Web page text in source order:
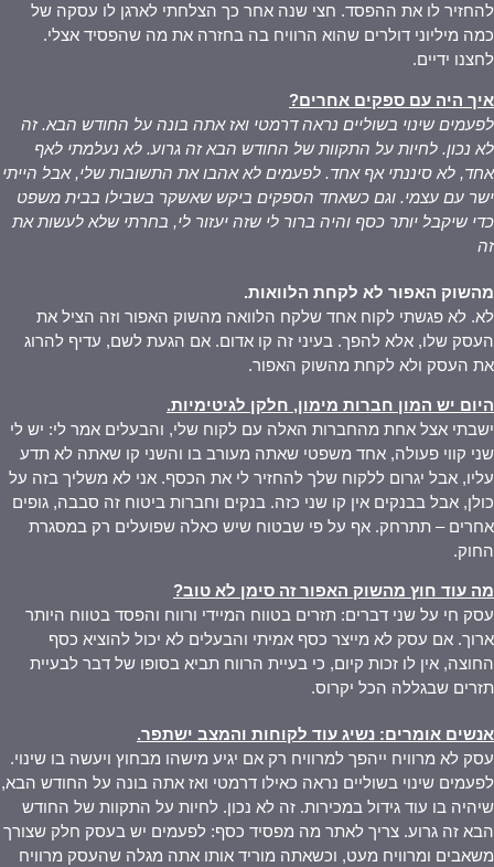
להחזיר לו את ההפסד. חצי שנה אחר כך הצלחתי לארגן לו עסקה של
כמה מיליוני דולרים שהוא הרוויח בה בחזרה את מה שהפסיד אצלי.
לחצנו ידיים.
איך היה עם ספקים אחרים?
לפעמים שינוי בשוליים נראה דרמטי ואז אתה בונה על החודש הבא. זה
לא נכון. לחיות על התקוות של החודש הבא זה גרוע. לא נעלמתי לאף
אחד, לא סיננתי אף אחד. לפעמים לא אהבו את התשובות שלי, אבל הייתי
ישר עם עצמי. וגם כשאחד הספקים ביקש שאשקר בשבילו בבית משפט
כדי שיקבל יותר כסף והיה ברור לי שזה יעזור לי, בחרתי שלא לעשות את
זה
מהשוק האפור לא לקחת הלוואות.
לא. לא פגשתי לקוח אחד שלקח הלוואה מהשוק האפור וזה הציל את
העסק שלו, אלא להפך. בעיני זה קו אדום. אם הגעת לשם, עדיף להרוג
את העסק ולא לקחת מהשוק האפור.
היום יש המון חברות מימון, חלקן לגיטימיות.
ישבתי אצל אחת מהחברות האלה עם לקוח שלי, והבעלים אמר לי: יש לי
שני קווי פעולה, אחד משפטי שאתה מעורב בו והשני קו שאתה לא תדע
עליו, אבל יגרום ללקוח שלך להחזיר לי את הכסף. אני לא משליך בזה על
כולן, אבל בבנקים אין קו שני כזה. בנקים וחברות ביטוח זה סבבה, גופים
אחרים – תתרחק. אף על פי שבטוח שיש כאלה שפועלים רק במסגרת
החוק.
מה עוד חוץ מהשוק האפור זה סימן לא טוב?
עסק חי על שני דברים: תזרים בטווח המיידי ורווח והפסד בטווח היותר
ארוך. אם עסק לא מייצר כסף אמיתי והבעלים לא יכול להוציא כסף
החוצה, אין לו זכות קיום, כי בעיית הרווח תביא בסופו של דבר לבעיית
תזרים שבגללה הכל יקרוס.
אנשים אומרים: נשיג עוד לקוחות והמצב ישתפר.
עסק לא מרוויח ייהפך למרוויח רק אם יגיע מישהו מבחוץ ויעשה בו שינוי.
לפעמים שינוי בשוליים נראה כאילו דרמטי ואז אתה בונה על החודש הבא,
שיהיה בו עוד גידול במכירות. זה לא נכון. לחיות על התקוות של החודש
הבא זה גרוע. צריך לאתר מה מפסיד כסף: לפעמים יש בעסק חלק שצורך
משאבים ומרוויח מעט, וכשאתה מוריד אותו אתה מגלה שהעסק מרוויח